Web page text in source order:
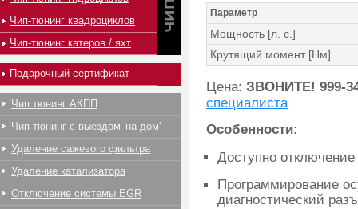
Параметр
Мощность [л. с.]
Крутящий момент [Нм]
Цена: ЗВОНИТЕ! 999-
специалиста
Особенности:
Доступно отключение
Программирование
диагностический
Чип-тюнинг квадроциклов
Чип-тюнинг катеров / яхт
Подарочный сертификат
Чип тюнинг АКПП
Чип тюнинг с выездом 'на дом'
Удаление сажевого фильтра
Удаление катализатора
Отключение системы EGR